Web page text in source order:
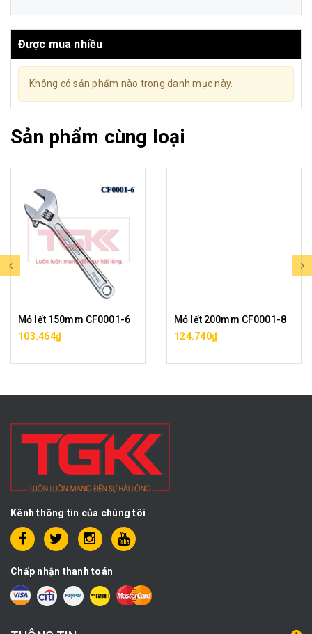
Được mua nhiều
Không có sản phẩm nào trong danh mục này.
Sản phẩm cùng loại
Mỏ lết 150mm CF0001-6
103.464₫
Mỏ lết 200mm CF0001-8
124.740₫
Kênh thông tin của chúng tôi
Chấp nhận thanh toán